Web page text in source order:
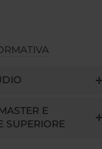
E
SUPERIORE